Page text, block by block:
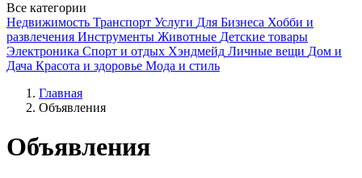
Все категории
Недвижимость Транспорт Услуги Для Бизнеса Хобби и
развлечения Инструменты Животные Детские товары
Электроника Спорт и отдых Хэндмейд Личные вещи Дом и
Дача Красота и здоровье Мода и стиль
Главная
Объявления
Объявления